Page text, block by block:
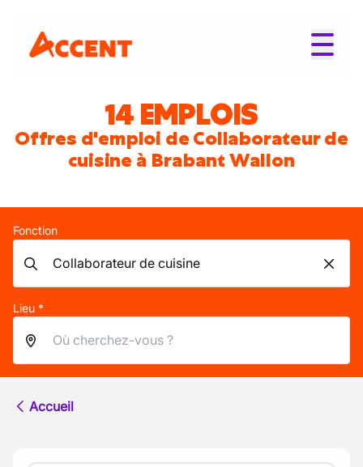
14 EMPLOIS
Offres d'emploi de Collaborateur de
cuisine à Brabant Wallon
Fonction
Lieu *
Accueil